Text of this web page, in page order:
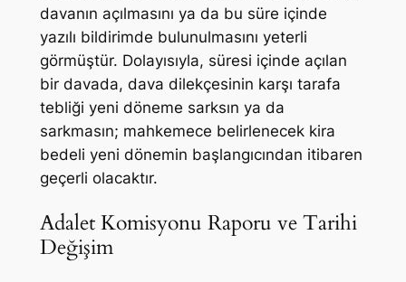
davanın açılmasını ya da bu süre içinde
yazılı bildirimde bulunulmasını yeterli
görmüştür. Dolayısıyla, süresi içinde açılan
bir davada, dava dilekçesinin karşı tarafa
tebliği yeni döneme sarksın ya da
sarkmasın; mahkemece belirlenecek kira
bedeli yeni dönemin başlangıcından itibaren
geçerli olacaktır.
Adalet Komisyonu Raporu ve Tarihi
Değişim